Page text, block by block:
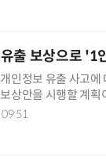
출 보상으로
인정보 유출 사고
상안을 시행할 계
임직원은 최근의 개